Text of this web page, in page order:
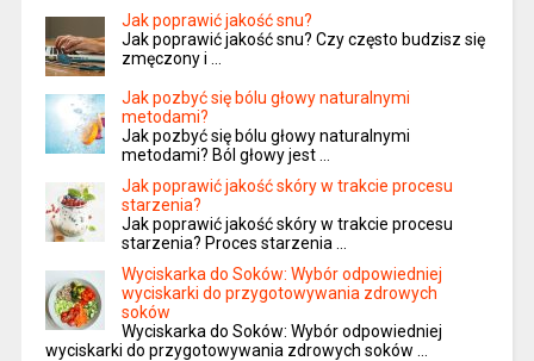
Jak poprawić jakość snu?
Jak poprawić jakość snu? Czy często budzisz się
zmęczony i …
Jak pozbyć się bólu głowy naturalnymi
metodami?
Jak pozbyć się bólu głowy naturalnymi
metodami? Ból głowy jest …
Jak poprawić jakość skóry w trakcie procesu
starzenia?
Jak poprawić jakość skóry w trakcie procesu
starzenia? Proces starzenia …
Wyciskarka do Soków: Wybór odpowiedniej
wyciskarki do przygotowywania zdrowych
soków
Wyciskarka do Soków: Wybór odpowiedniej
wyciskarki do przygotowywania zdrowych soków …